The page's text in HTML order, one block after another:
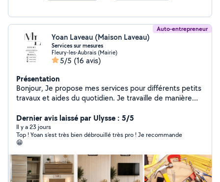
Auto-entrepreneur
Yoan Laveau (Maison Laveau)
Services sur mesures
Fleury-les-Aubrais (Mairie)
5/5 (16 avis)
Présentation
Bonjour, Je propose mes services pour différents petits
travaux et aides du quotidien. Je travaille de manière
Montage de meubles Petit bricolage Aide
déménagement Nettoyage / rangement Petits travaux
divers Services personnalisés selon vos besoins Je suis
flexible et je m'adapte à votre demande. N'hésitez pas
à me contacter pour discuter de votre besoin et trouver
la meilleure solution. Disponible rapidement Réponse
rapide
Dernier avis laissé par Ulysse : 5/5
Il y a 23 jours
Top ! Yoan s’est très bien débrouillé très pro ! Je recommande
😁